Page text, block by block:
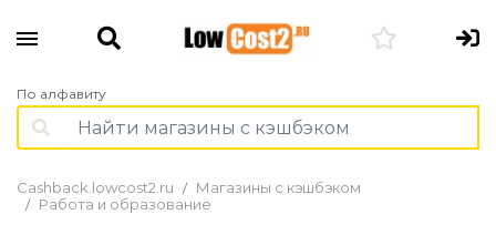
По алфавиту
Cashback.lowcost2.ru
Магазины с кэшбэком
Работа и образование